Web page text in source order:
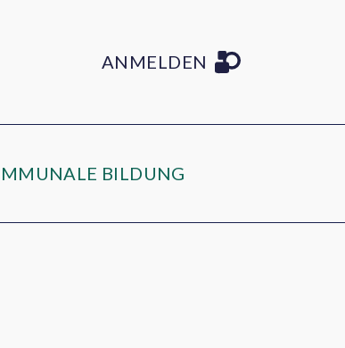
ANMELDEN
BILDUNG